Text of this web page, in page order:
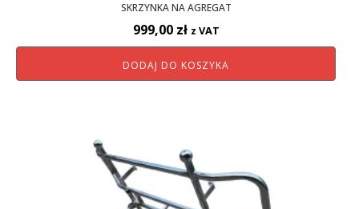
SKRZYNKA NA AGREGAT
999,00 zł z VAT
DODAJ DO KOSZYKA